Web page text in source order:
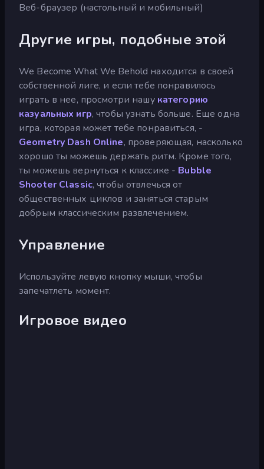
Веб-браузер (настольный и мобильный)
Другие игры, подобные этой
We Become What We Behold находится в своей
собственной лиге, и если тебе понравилось
играть в нее, просмотри нашу категорию
казуальных игр, чтобы узнать больше. Еще одна
игра, которая может тебе понравиться, -
Geometry Dash Online, проверяющая, насколько
хорошо ты можешь держать ритм. Кроме того,
ты можешь вернуться к классике - Bubble
Shooter Classic, чтобы отвлечься от
общественных циклов и заняться старым
добрым классическим развлечением.
Управление
Используйте левую кнопку мыши, чтобы
запечатлеть момент.
Игровое видео